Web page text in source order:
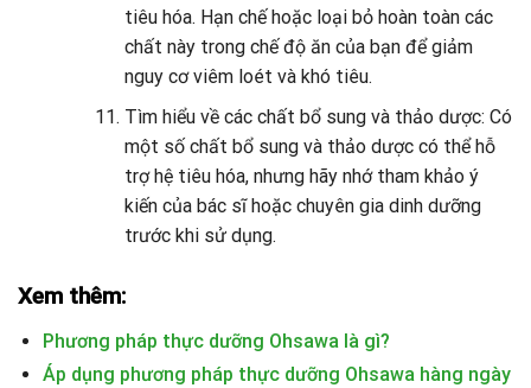
tiêu hóa. Hạn chế hoặc loại bỏ hoàn toàn các
chất này trong chế độ ăn của bạn để giảm
nguy cơ viêm loét và khó tiêu.
Tìm hiểu về các chất bổ sung và thảo dược: Có
một số chất bổ sung và thảo dược có thể hỗ
trợ hệ tiêu hóa, nhưng hãy nhớ tham khảo ý
kiến của bác sĩ hoặc chuyên gia dinh dưỡng
trước khi sử dụng.
Xem thêm:
Phương pháp thực dưỡng Ohsawa là gì?
Áp dụng phương pháp thực dưỡng Ohsawa hàng ngày